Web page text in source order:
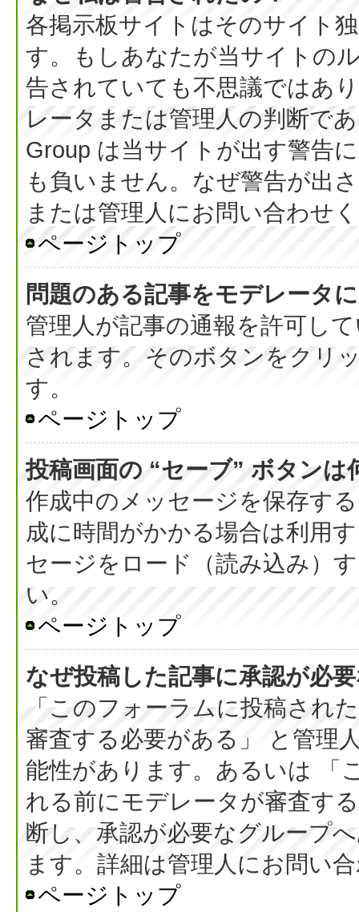
各掲示板サイトはそのサイト
す。もしあなたが当サイトの
告されていても不思議ではあ
レータまたは管理人の判断で
Group は当サイトが出す警告
も負いません。なぜ警告が出
または管理人にお問い合わせ
ページトップ
問題のある記事をモデレータ
管理人が記事の通報を許可し
されます。そのボタンをクリ
す。
ページトップ
投稿画面の “セーブ” ボタンは
作成中のメッセージを保存す
成に時間がかかる場合は利用
セージをロード（読み込み）
い。
ページトップ
なぜ投稿した記事に承認が必
「このフォーラムに投稿され
審査する必要がある」 と管理
能性があります。あるいは 「
れる前にモデレータが審査す
断し、承認が必要なグループ
ます。詳細は管理人にお問い
ページトップ